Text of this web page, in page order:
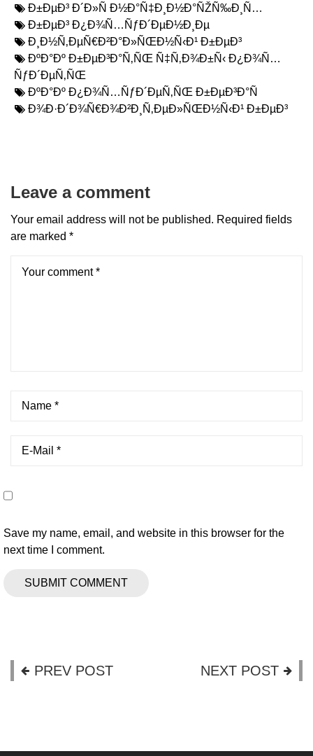
Ð±ÐµÐ³ Ð´Ð»Ñ Ð½Ð°Ñ‡Ð¸Ð½Ð°ÑŽÑ‰Ð¸Ñ…
Ð±ÐµÐ³ Ð¿Ð¾Ñ…ÑƒÐ´ÐµÐ½Ð¸Ðµ
Ð¸Ð½Ñ‚ÐµÑ€Ð²Ð°Ð»ÑŒÐ½Ñ‹Ð¹ Ð±ÐµÐ³
ÐºÐ°Ðº Ð±ÐµÐ³Ð°Ñ‚ÑŒ Ñ‡Ñ‚Ð¾Ð±Ñ‹ Ð¿Ð¾Ñ…
ÑƒÐ´ÐµÑ‚ÑŒ
ÐºÐ°Ðº Ð¿Ð¾Ñ…ÑƒÐ´ÐµÑ‚ÑŒ Ð±ÐµÐ³Ð°Ñ
Ð¾Ð·Ð´Ð¾Ñ€Ð¾Ð²Ð¸Ñ‚ÐµÐ»ÑŒÐ½Ñ‹Ð¹ Ð±ÐµÐ³
Leave a comment
Your email address will not be published. Required fields
are marked *
Save my name, email, and website in this browser for the
next time I comment.
PREV POST NEXT POST